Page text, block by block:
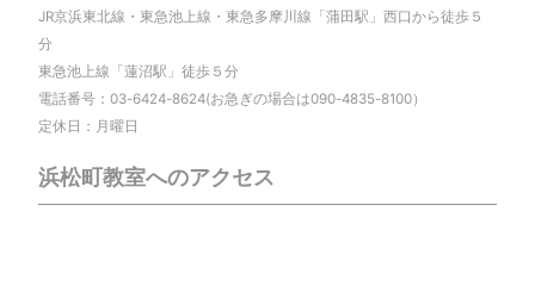
JR京浜東北線・東急池上線・東急多摩川線「蒲田駅」西口から徒歩５
分
東急池上線「蓮沼駅」徒歩５分
電話番号：03-6424-8624(お急ぎの場合は090-4835-8100）
定休日：月曜日
浜松町教室へのアクセス